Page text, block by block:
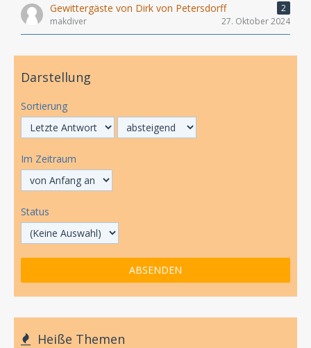
Gewittergäste von Dirk von Petersdorff
2
makdiver
27. Oktober 2024
Darstellung
Sortierung
Im Zeitraum
Status
Heiße Themen